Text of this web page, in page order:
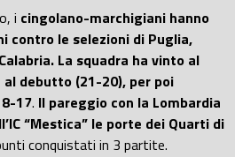
i cingolano-marchigiani hanno
contro le selezioni di Puglia,
La squadra ha vinto al
debutto (21-20), per poi
17. Il pareggio con la Lombardia
“Mestica” le porte dei Quarti di
conquistati in 3 partite.